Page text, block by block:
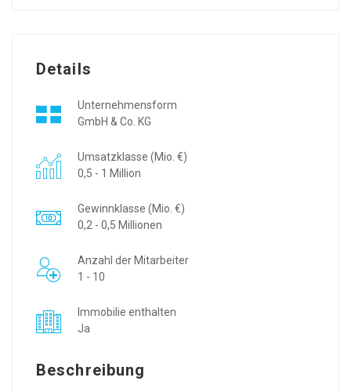
Details
Unternehmensform
GmbH & Co. KG
Umsatzklasse (Mio. €)
0,5 - 1 Million
Gewinnklasse (Mio. €)
0,2 - 0,5 Millionen
Anzahl der Mitarbeiter
1 - 10
Immobilie enthalten
Ja
Beschreibung